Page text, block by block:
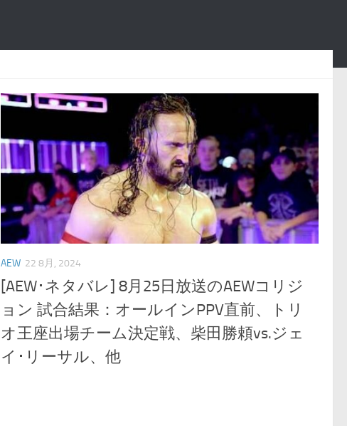
AEW 22 8月, 2024
[AEW･ネタバレ] 8月25日放送のAEWコリジ
ョン 試合結果：オールインPPV直前、トリ
オ王座出場チーム決定戦、柴田勝頼vs.ジェ
イ･リーサル、他